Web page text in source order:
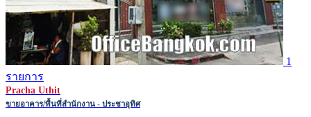
1
รายการ
Pracha Uthit
ขายอาคาร/พื้นที่สำนักงาน - ประชาอุทิศ